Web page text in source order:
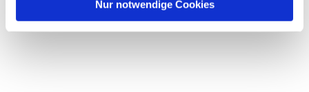
Nur notwendige Cookies